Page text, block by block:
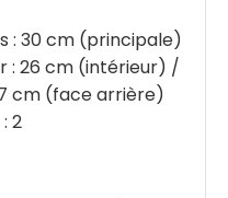
: 30 cm (principale)
: 26 cm (intérieur) /
cm (face arrière)
2